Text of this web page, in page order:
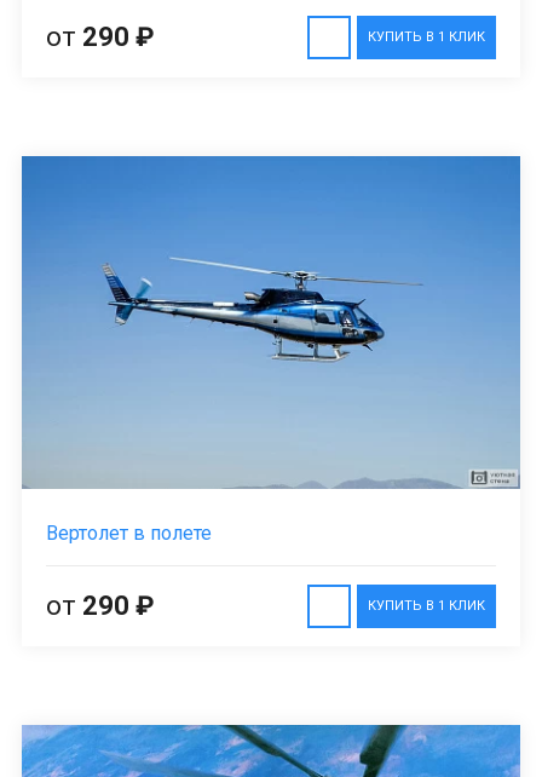
КУПИТЬ В 1 КЛИК
от 290 ₽
Вертолет в полете
КУПИТЬ В 1 КЛИК
от 290 ₽